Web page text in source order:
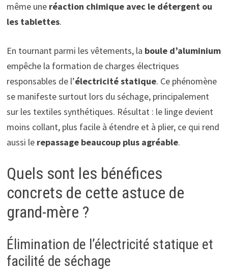
même une réaction chimique avec le détergent ou
les tablettes.
En tournant parmi les vêtements, la boule d’aluminium
empêche la formation de charges électriques
responsables de l’électricité statique. Ce phénomène
se manifeste surtout lors du séchage, principalement
sur les textiles synthétiques. Résultat : le linge devient
moins collant, plus facile à étendre et à plier, ce qui rend
aussi le repassage beaucoup plus agréable.
Quels sont les bénéfices
concrets de cette astuce de
grand-mère ?
Élimination de l’électricité statique et
facilité de séchage